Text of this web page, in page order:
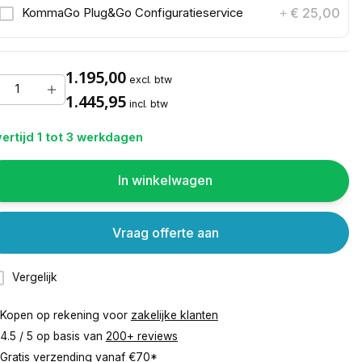
KommaGo Plug&Go Configuratieservice + € 25,00
1.195,00 excl. btw
1.445,95 incl. btw
1 tot 3 werkdagen
In winkelwagen
Vergelijk
Vraag offerte aan
Kopen op rekening voor zakelijke klanten
4.5 / 5 op basis van 200+ reviews
Gratis verzending vanaf €70*